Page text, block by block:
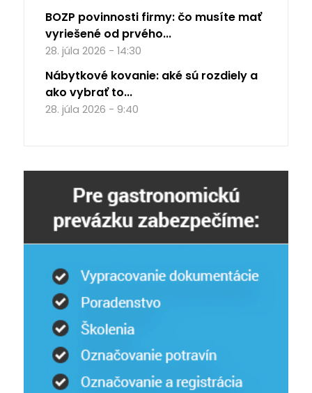
BOZP povinnosti firmy: čo musíte mať
vyriešené od prvého...
28. júla 2026 - 14:30
Nábytkové kovanie: aké sú rozdiely a
ako vybrať to...
28. júla 2026 - 9:40